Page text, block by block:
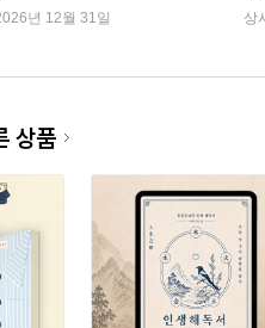
년 12월 31일 상
상품